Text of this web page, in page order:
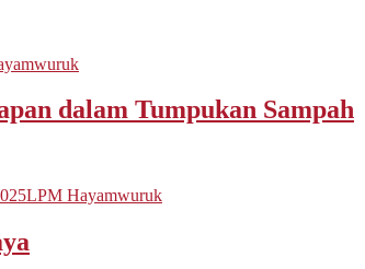
dalam Tumpukan Sampah
LPM Hayamwuruk